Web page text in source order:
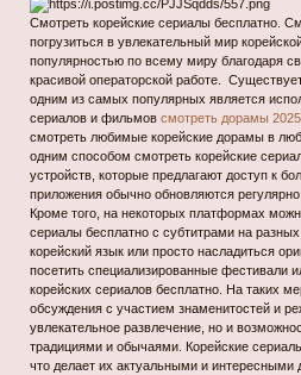
Смотреть корейские сериалы бесплатно.
погрузиться в увлекательный мир
популярностью по всему миру благодаря
красивой операторской работе.
одним из самых популярных является
сериалов и фильмовсмотреть дорамы
смотреть любимые корейские дорамы в
одним способом смотреть корейские
устройств, которые предлагают доступ к
приложения обычно обновляются
Кроме того, на некоторых платформах
сериалы бесплатно с субтитрами на
корейский язык или просто насладиться
посетить специализированные фестивали
корейских сериалов бесплатно. На таких
обсуждения с участием знаменитостей и
увлекательное развлечение, но и
традициями и обычаями. Корейские
что делает их актуальными и интересными